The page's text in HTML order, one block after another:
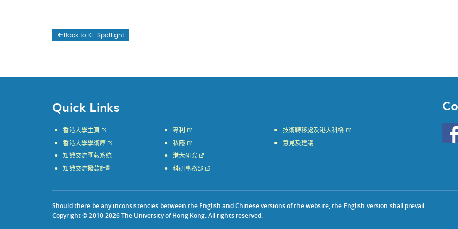
Back to KE Spotlight
Quick Links
香港大學主頁
香港大學學術庫
知識交流匯報系統
知識交流撥款計劃
專利
私隱
港大研究
科研事務部
技術轉移處及港大科橋
意見及建議
HKU
Should there be any inconsistencies between the English and Chinese versions of the website, the English version shall prevail.
Copyright © 2010-2026 The University of Hong Kong. All rights reserved.